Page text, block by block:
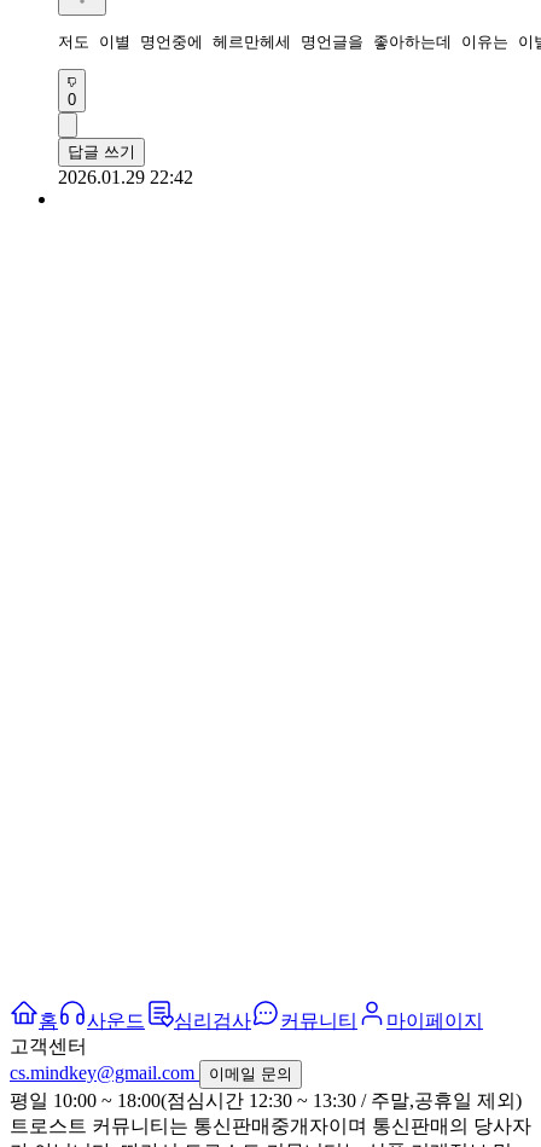
저도 이별 명언중에 헤르만헤세 명언글을 좋아하는데 이유는
0
답글 쓰기
2026.01.29 22:42
홈 사운드 심리검사 커뮤니티
마이페이지
고객센터
cs.mindkey@gmail.com
이메일 문의
평일 10:00 ~ 18:00(점심시간 12:30 ~ 13:30 / 주말,공휴일 제외)
트로스트 커뮤니티는 통신판매중개자이며 통신판매의 당사자